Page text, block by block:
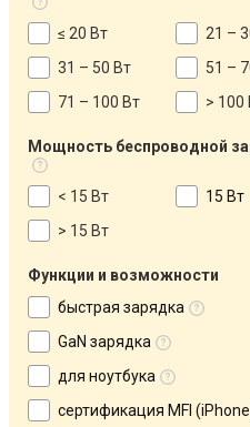
≤ 20 Вт
21 –
31 – 50 Вт
51 –
71 – 100 Вт
> 100
Мощность беспроводной
< 15 Вт
15 Вт
> 15 Вт
Функции и возможности
быстрая зарядка
GaN зарядка
для ноутбука
сертификация MFI